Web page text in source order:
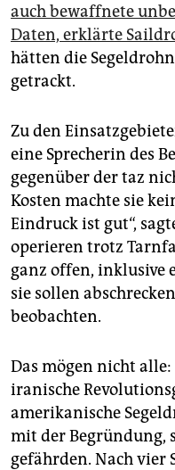
auch bewaffnete
Daten, erklärte
hätten die
getrackt.
Zu den
eine Sprecherin des
gegenüber der taz
Kosten machte sie
Eindruck ist gut“,
operieren trotz
ganz offen, inklusive
sie sollen
beobachten.
Das mögen nicht
iranische
amerikanische
mit der Begründung,
gefährden. Nach vier